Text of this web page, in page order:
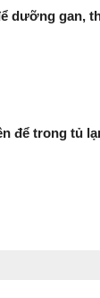
dưỡng gan,
để trong tủ